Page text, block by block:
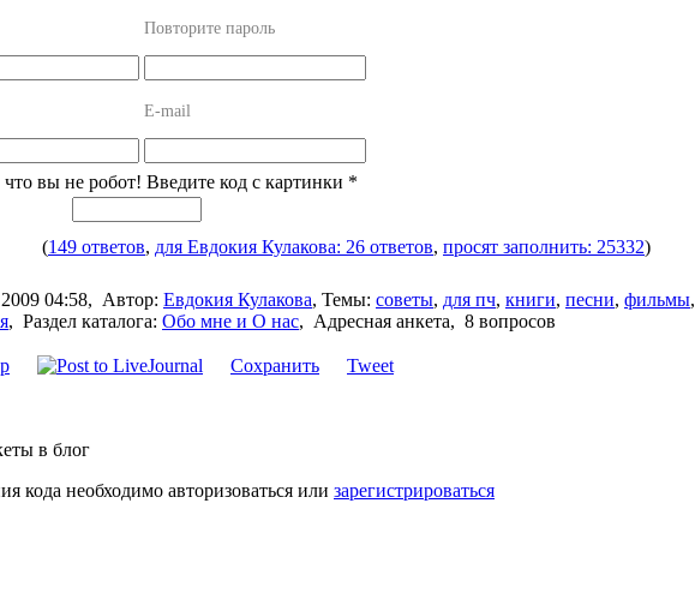
Повторите пароль
E-mail
вы не робот! Введите код с картинки *
(149 ответов, для Евдокия Кулакова: 26 ответов, просят заполнить: 25332)
04:58, Автор: Евдокия Кулакова, Темы: советы, для пч, книги, песни, фильмы,
, Раздел каталога: Обо мне и О нас, Адресная анкета, 8 вопросов
Сохранить Tweet
в блог
кода необходимо авторизоваться или зарегистрироваться